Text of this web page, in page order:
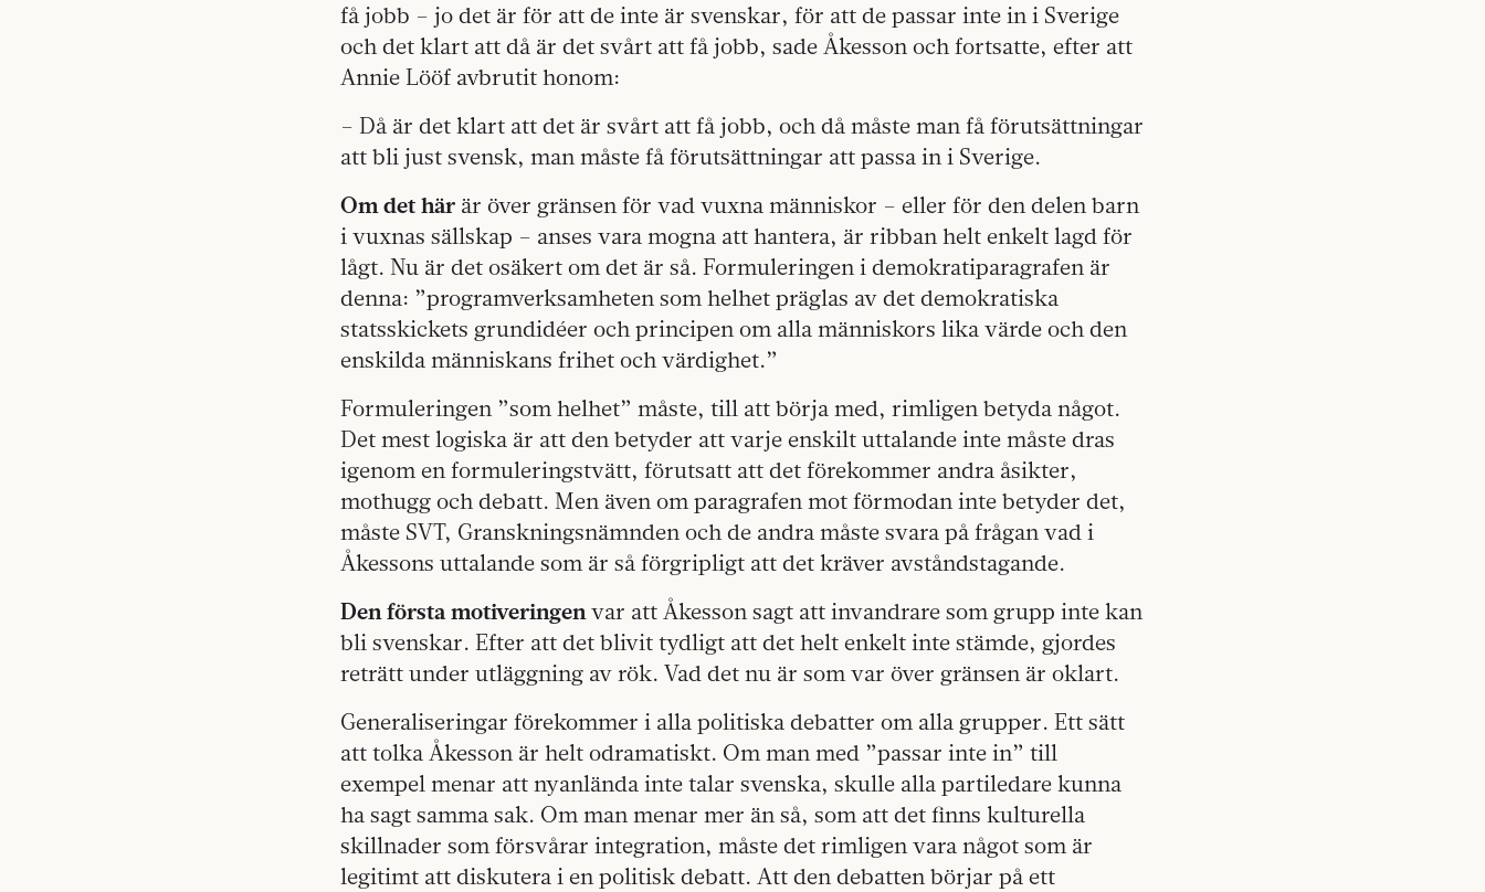
få jobb – jo det är för att de inte är svenskar, för att de passar inte in i Sverige
och det klart att då är det svårt att få jobb, sade Åkesson och fortsatte, efter att
Annie Lööf avbrutit honom:
– Då är det klart att det är svårt att få jobb, och då måste man få förutsättningar
att bli just svensk, man måste få förutsättningar att passa in i Sverige.
Om det här är över gränsen för vad vuxna människor – eller för den delen barn
i vuxnas sällskap – anses vara mogna att hantera, är ribban helt enkelt lagd för
lågt. Nu är det osäkert om det är så. Formuleringen i demokratiparagrafen är
denna: ”programverksamheten som helhet präglas av det demokratiska
statsskickets grundidéer och principen om alla människors lika värde och den
enskilda människans frihet och värdighet.”
Formuleringen ”som helhet” måste, till att börja med, rimligen betyda något.
Det mest logiska är att den betyder att varje enskilt uttalande inte måste dras
igenom en formuleringstvätt, förutsatt att det förekommer andra åsikter,
mothugg och debatt. Men även om paragrafen mot förmodan inte betyder det,
måste SVT, Granskningsnämnden och de andra måste svara på frågan vad i
Åkessons uttalande som är så förgripligt att det kräver avståndstagande.
Den första motiveringenvar att Åkesson sagt att invandrare som grupp inte kan
bli svenskar. Efter att det blivit tydligt att det helt enkelt inte stämde, gjordes
reträtt under utläggning av rök. Vad det nu är som var över gränsen är oklart.
Generaliseringar förekommer i alla politiska debatter om alla grupper. Ett sätt
att tolka Åkesson är helt odramatiskt. Om man med ”passar inte in” till
exempel menar att nyanlända inte talar svenska, skulle alla partiledare kunna
ha sagt samma sak. Om man menar mer än så, som att det finns kulturella
skillnader som försvårar integration, måste det rimligen vara något som är
legitimt att diskutera i en politisk debatt. Att den debatten börjar på ett